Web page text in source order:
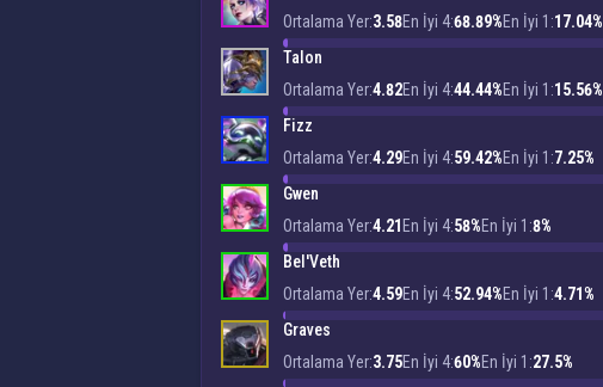
Ortalama Yer:3.58En İyi 4:68.89%En İyi 1:17.04%
Talon
Ortalama Yer:4.82En İyi 4:44.44%En İyi 1:15.56%
Fizz
Ortalama Yer:4.29En İyi 4:59.42%En İyi 1:7.25%
Gwen
Ortalama Yer:4.21 En İyi 4:58%En İyi 1:8%
Bel'Veth
Ortalama Yer:4.59En İyi 4:52.94%En İyi 1:4.71%
Graves
Ortalama Yer:3.75En İyi 4:60%En İyi 1:27.5%